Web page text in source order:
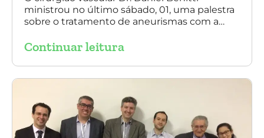
ministrou no último sábado, 01, uma palestra
sobre o tratamento de aneurismas com a
foto, Dr. Daniel Benitti (ao centro) com os
Angiologia e Cirurgia Vascular do Rio Grande
do Sul.
Continuar leitura